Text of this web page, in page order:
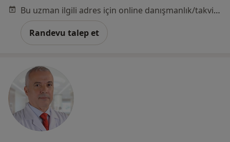
Bu uzman ilgili adres için online danışmanlık/takvim sunmuyor.
Randevu talep et